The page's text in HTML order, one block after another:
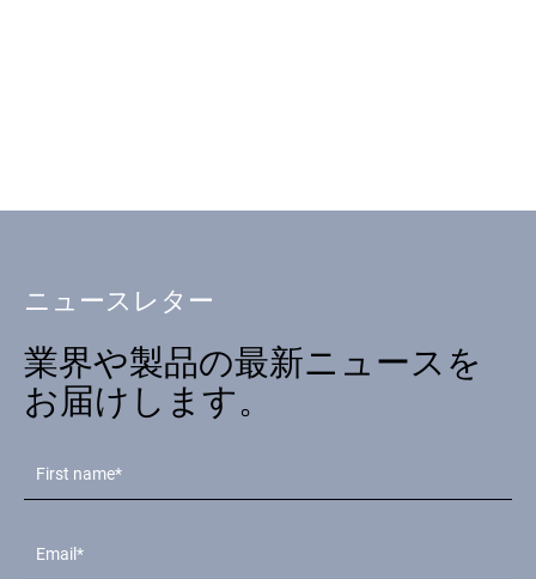
ニュースレター
業界や製品の最新ニュースを
お届けします。